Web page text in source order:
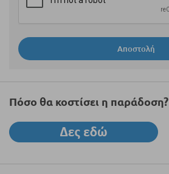
Αποστολή
Πόσο θα κοστίσει η παράδοση?